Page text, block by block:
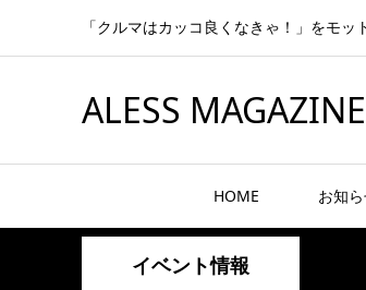
「クルマはカッコ良くなきゃ！」をモッ
ALESS MAGAZINE
HOME お知
イベント情報